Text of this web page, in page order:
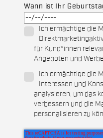
Wann ist Ihr
Ich ermächtige die
für Kund*innen
Angeboten und
Ich ermächtige die
Interessen und
analysieren, um das
verbessern und die
personalisieren zu